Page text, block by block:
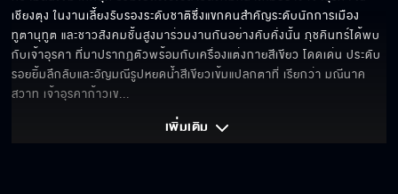
เชียงตุง ในงานเลี้ยงรับรองระดับชาติซึ่งแขกคนสำคัญระดับนักการเมือง
ทูตานุทูต และชาวสังคมชั้นสูงมาร่วมงานกันอย่างคับคั่งนั้น ภุชคินทร์ได้พบ
กับเจ้าอุรคา ที่มาปรากฏตัวพร้อมกับเครื่องแต่งกายสีเขียว โดดเด่น ประดับ
รอยยิ้มลึกลับและอัญมณีรูปหยดน้ำสีเขียวเข้มแปลกตาที่ เรียกว่า มณีนาค
สวาท เจ้าอุรคาก้าวเข...
เพิ่มเติม